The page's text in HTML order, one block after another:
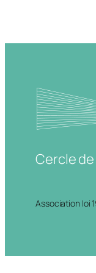
Cercle
Association loi